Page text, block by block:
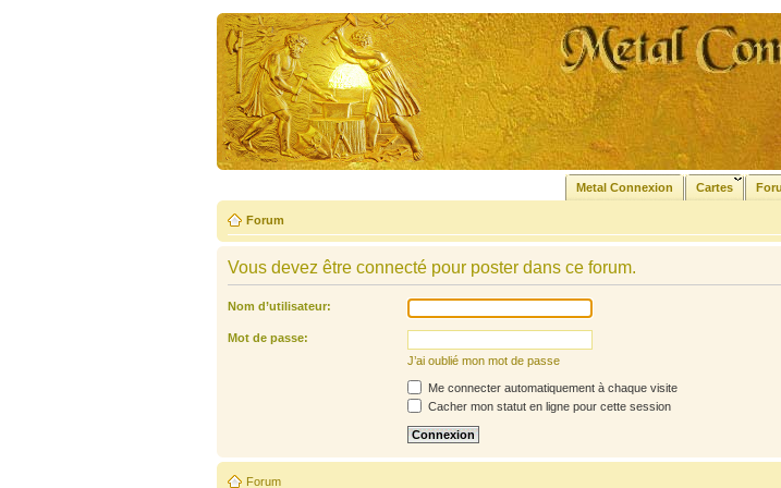
Metal Connexion Cartes
Forum
Vous devez être connecté pour poster dans ce forum.
Nom d’utilisateur:
Mot de passe:
J’ai oublié mon mot de passe
Me connecter automatiquement à chaque visite
Cacher mon statut en ligne pour cette session
Forum